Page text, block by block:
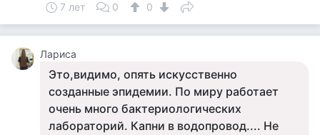
7 лет 0 0
Лариса
Это,видимо, опять искусственно
созданные эпидемии. По миру работает
очень много бактериологических
лабораторий. Капни в водопровод.... Не